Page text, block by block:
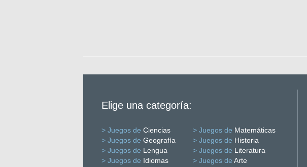
Elige una categoría:
> Juegos de Ciencias > Juegos de Matemáticas
> Juegos de Geografía > Juegos de Historia
> Juegos de Lengua > Juegos de Literatura
> Juegos de Idiomas > Juegos de Arte